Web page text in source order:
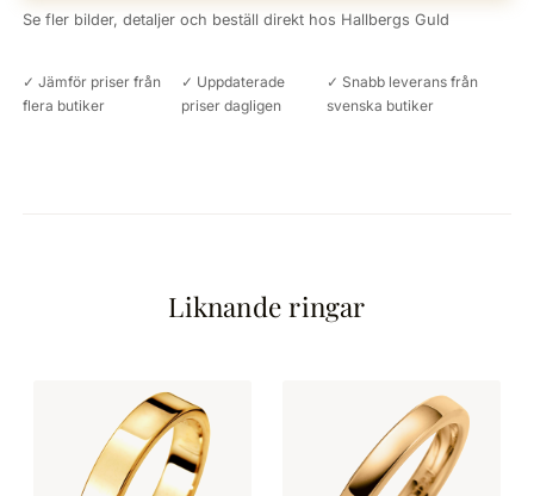
Se fler bilder, detaljer och beställ direkt hos Hallbergs Guld
✓ Jämför priser från
flera butiker
✓ Uppdaterade
priser dagligen
✓ Snabb leverans från
svenska butiker
Liknande ringar